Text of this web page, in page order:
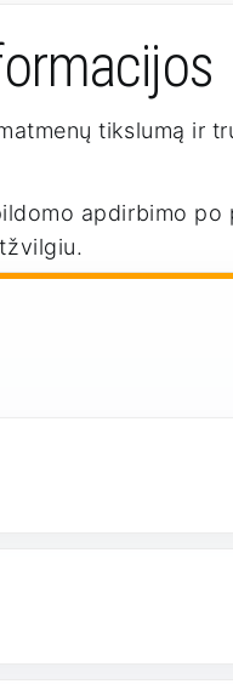
tikslumą ir
apdirbimo po